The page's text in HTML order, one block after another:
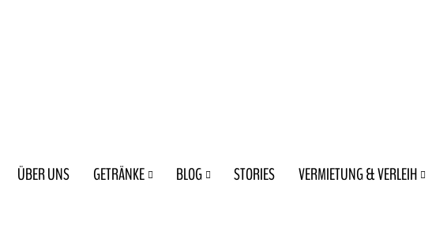
ÜBER UNS GETRÄNKE BLOG STORIES VERMIETUNG & VERLEIH